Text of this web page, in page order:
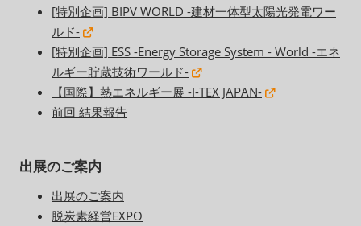
[特別企画] BIPV WORLD -建材一体型太陽光発電ワー
ルド-
[特別企画] ESS -Energy Storage System - World -エネ
ルギー貯蔵技術ワールド-
【国際】熱エネルギー展 -I-TEX JAPAN-
前回 結果報告
出展のご案内
出展のご案内
脱炭素経営EXPO